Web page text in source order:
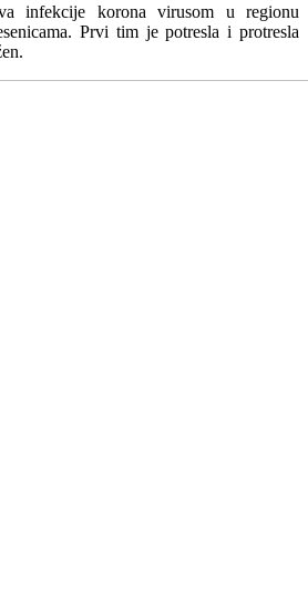
infekcije korona virusom u regionu
Prvi tim je potresla i protresla